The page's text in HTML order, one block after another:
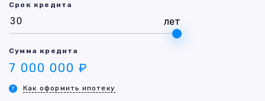
Срок кредита
лет
Сумма кредита
7 000 000 ₽
Как оформить ипотеку